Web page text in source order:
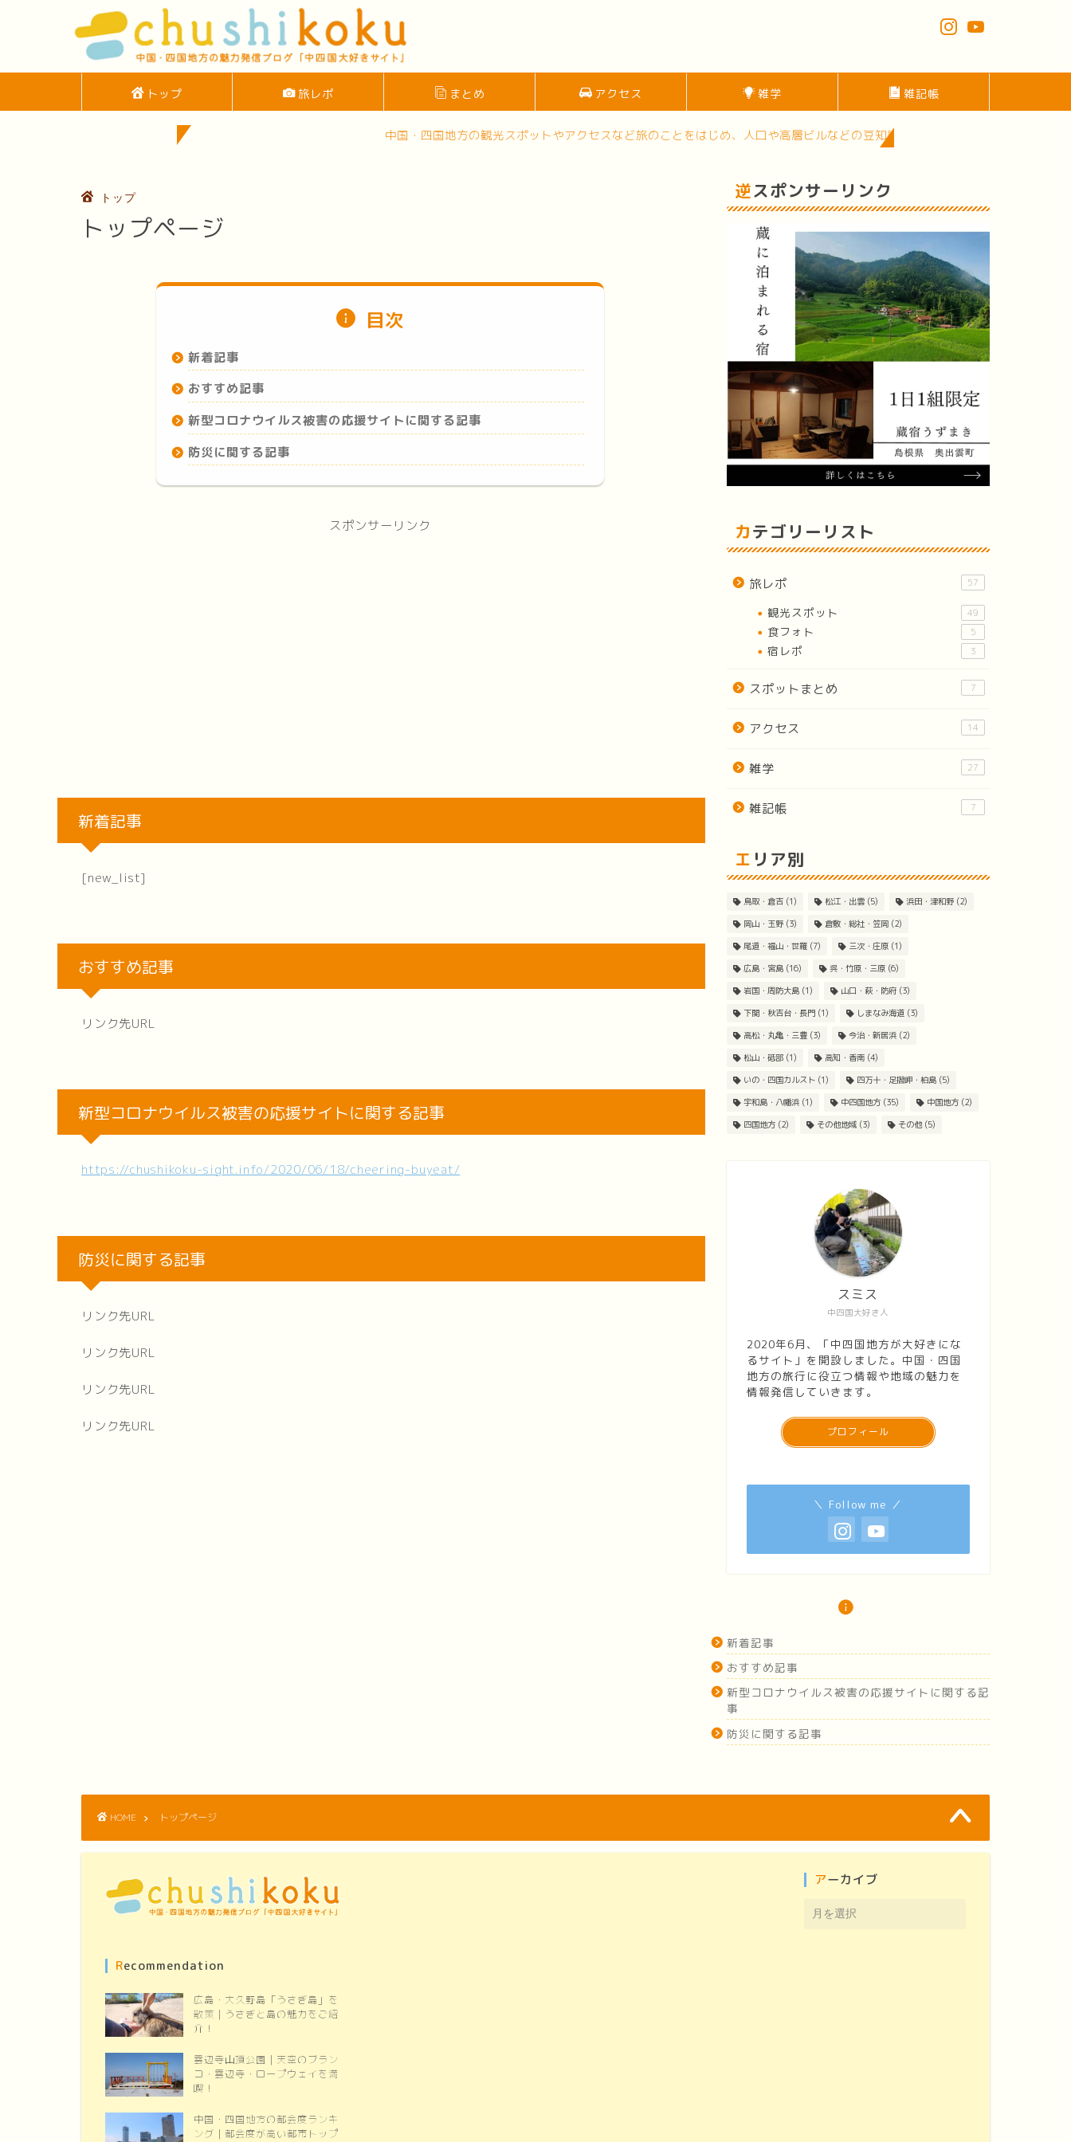
トップ 旅レポ まとめ アクセス 雑学 雑記帳
中国・四国地方の観光スポットやアクセスなど旅のことをはじめ、人口や高層ビルなどの豆知識的な情報を発信中！面白いスポットがた
トップ
トップページ
目次
新着記事
おすすめ記事
新型コロナウイルス被害の応援サイトに関する記事
防災に関する記事
スポンサーリンク
新着記事
[new_list]
おすすめ記事
リンク先URL
新型コロナウイルス被害の応援サイトに関する記事
https://chushikoku-sight.info/2020/06/18/cheering-buyeat/
防災に関する記事
リンク先URL
リンク先URL
リンク先URL
リンク先URL
逆スポンサーリンク
カテゴリーリスト
旅レポ 57
観光スポット 49
食フォト 5
宿レポ 3
スポットまとめ 7
アクセス 14
雑学 27
雑記帳 7
エリア別
鳥取・倉吉(1) 松江・出雲(5) 浜田・津和野(2)
岡山・玉野(3) 倉敷・総社・笠岡(2)
尾道・福山・世羅(7) 三次・庄原(1)
広島・宮島(16) 呉・竹原・三原(6)
岩国・周防大島(1) 山口・萩・防府(3)
下関・秋吉台・長門(1) しまなみ海道(3)
高松・丸亀・三豊(3) 今治・新居浜(2)
松山・砥部(1) 高知・香南(4)
いの・四国カルスト(1) 四万十・足摺岬・柏島(5)
宇和島・八幡浜(1) 中四国地方(35) 中国地方(2)
四国地方(2) その他地域(3) その他(5)
中四国大好き人
スミス
2020年6月、「中四国地方が大好きにな
るサイト」を開設しました。中国・四国
地方の旅行に役立つ情報や地域の魅力を
情報発信していきます。
プロフィール
＼ Follow me ／
新着記事
おすすめ記事
新型コロナウイルス被害の応援サイトに関する記
事
防災に関する記事
HOME トップページ
Recommendation
広島・大久野島「うさぎ島」を
散策｜うさぎと島の魅力をご紹
介！
雲辺寺山頂公園｜天空のブラン
コ・雲辺寺・ロープウェイを満
喫！
中国・四国地方の都会度ランキ
ング｜都会度が高い都市トップ
アーカイブ
ア
ー